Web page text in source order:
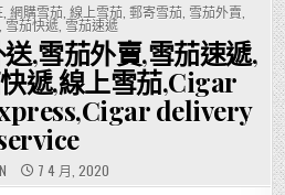
網購雪茄 線上雪茄 郵寄雪茄 雪茄外賣
,雪茄快遞,雪茄速遞
,雪茄外賣,雪茄速遞,
遞,線上雪茄,Cigar
delivery
7 4 月, 2020